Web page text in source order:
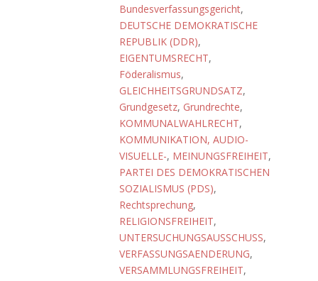
Bundesverfassungsgericht,
DEUTSCHE DEMOKRATISCHE
REPUBLIK (DDR),
EIGENTUMSRECHT,
Föderalismus,
GLEICHHEITSGRUNDSATZ,
Grundgesetz, Grundrechte,
KOMMUNALWAHLRECHT,
KOMMUNIKATION, AUDIO-
VISUELLE-, MEINUNGSFREIHEIT,
PARTEI DES DEMOKRATISCHEN
SOZIALISMUS (PDS),
Rechtsprechung,
RELIGIONSFREIHEIT,
UNTERSUCHUNGSAUSSCHUSS,
VERFASSUNGSAENDERUNG,
VERSAMMLUNGSFREIHEIT,